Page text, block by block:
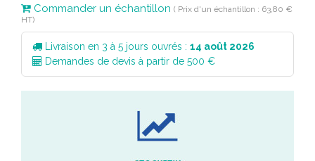
Commander un échantillon ( Prix d'un échantillon : 63,80 €
HT)
Livraison en 3 à 5 jours ouvrés : 14 août 2026
Demandes de devis à partir de 500 €